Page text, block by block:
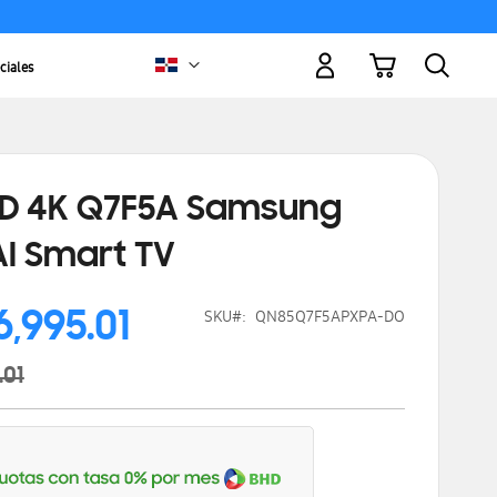
Mi carrito
4K Q7F5A Samsung
Smart TV
SKU QN85Q7F5APXPA-DO